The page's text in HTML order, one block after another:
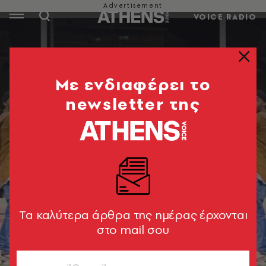
VOICE RADIO
Mε ενδιαφέρει το
newsletter της
Tα καλύτερα άρθρα της ημέρας έρχονται
στο mail σου